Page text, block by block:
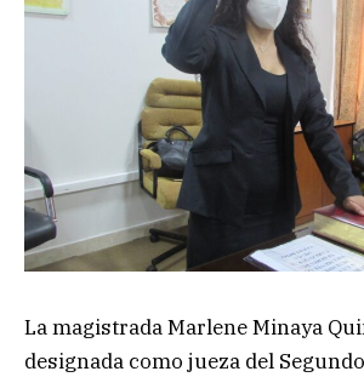
La magistrada Marlene Minaya
designada como jueza del